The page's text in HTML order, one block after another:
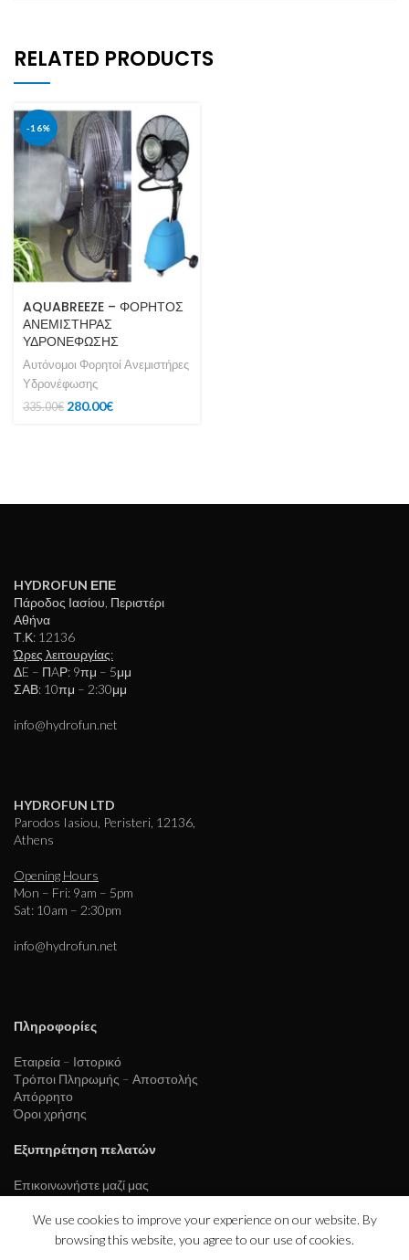
RELATED PRODUCTS
-16%
AQUABREEZE – ΦΟΡΗΤΟΣ
ΑΝΕΜΙΣΤΗΡΑΣ
ΥΔΡΟΝΕΦΩΣΗΣ
Αυτόνομοι Φορητοί Ανεμιστήρες
Υδρονέφωσης
335.00€ 280.00€
HYDROFUN ΕΠΕ
Πάροδος Ιασίου, Περιστέρι
Αθήνα
Τ.Κ: 12136
Ώρες λειτουργίας:
ΔE – ΠAΡ: 9πμ – 5μμ
ΣΑΒ: 10πμ – 2:30μμ
info@hydrofun.net
HYDROFUN LTD
Parodos Iasiou, Peristeri, 12136,
Athens
Opening Hours
Mon – Fri: 9am – 5pm
Sat: 10am – 2:30pm
info@hydrofun.net
Πληροφορίες
Εταιρεία – Ιστορικό
Τρόποι Πληρωμής – Αποστολής
Απόρρητο
Όροι χρήσης
Εξυπηρέτηση πελατών
Επικοινωνήστε μαζί μας
We use cookies to improve your experience on our website. By
browsing this website, you agree to our use of cookies.